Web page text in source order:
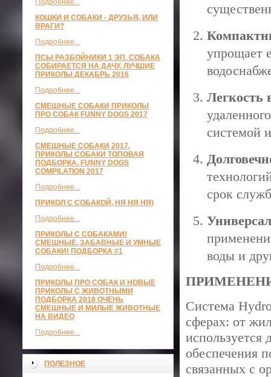
Подробнее...
КОШКИ И СОБАКИ - ДРУЗЬЯ, ИЛИ
ВРАГИ?
Подробнее...
ПСЫ РАЗБОЙНИКИ 1 ЭП. СОБАКА
СОБИРАЕТСЯ НА ДАЧУ. ЛУЧШИЕ
ПРИКОЛЫ ДЕКАБРЬ 2016
Подробнее...
СМЕШНЫЕ СОБАКИ ПРИКОЛЫ
ПРО СОБАК FUNNY DOGS 2017
Подробнее...
СМЕШНЫЕ СОБАКИ 2017.
ПРИКОЛЫ СОБАКИ ТОПОВАЯ
ПОДБОРКА. FUNNY DOGS
COMPILATION 2017
Подробнее...
ПРИКОЛ С СОБАКОЙ, НЯ НЯ НЯ)
Подробнее...
ПРИКОЛЫ С СОБАКАМИ!
СМЕШНЫЕ, ЗАБАВНЫЕ И УМНЫЕ
СОБАКИ! ПОДБОРКА #1
Подробнее...
ПРИКОЛЫ ПРО СОБАК И НОВЫЕ
ПРИКОЛЫ С ЖИВОТНЫМИ
ПОДБОРКА 2018 ОЧЕНЬ
СМЕШНЫЕ И МИЛЫЕ ЖИВОТНЫЕ
НА ВИДЕО
Подробнее...
ПОЛЕЗНОЕ
упрощает
Легкость
системой
срок
воды и
Система
сферах: от
используется
обеспечения
связанных с